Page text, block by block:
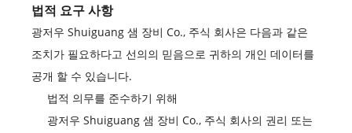
법적 요구 사항
광저우 Shuiguang 샘 장비 Co., 주식 회사은 다음과 같은
조치가 필요하다고 선의의 믿음으로 귀하의 개인 데이터를
공개 할 수 있습니다.
법적 의무를 준수하기 위해
광저우 Shuiguang 샘 장비 Co., 주식 회사의 권리 또는